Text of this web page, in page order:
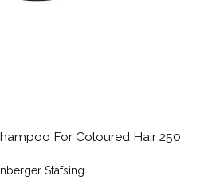
For Coloured Hair 250
Stafsing